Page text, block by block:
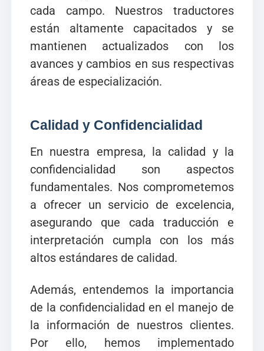
cada campo. Nuestros traductores
están altamente capacitados y se
mantienen actualizados con los
avances y cambios en sus respectivas
áreas de especialización.
Calidad y Confidencialidad
En nuestra empresa, la calidad y la
confidencialidad son aspectos
fundamentales. Nos comprometemos
a ofrecer un servicio de excelencia,
asegurando que cada traducción e
interpretación cumpla con los más
altos estándares de calidad.
Además, entendemos la importancia
de la confidencialidad en el manejo de
la información de nuestros clientes.
Por ello, hemos implementado